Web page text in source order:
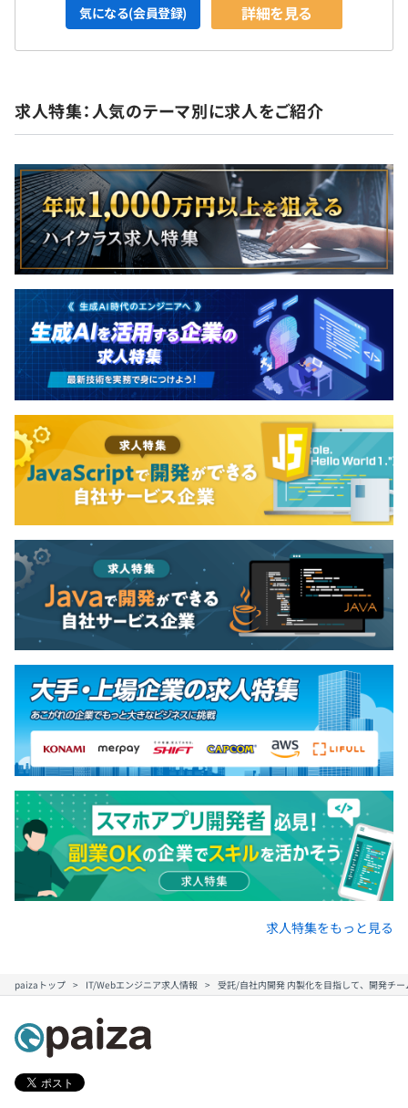
気になる(会員登録) 詳細を見る
求人特集：人気のテーマ別に求人をご紹介
求人特集をもっと見る
paizaトップ IT/Webエンジニア求人情報 受託/自社内開発 内製化を目指して、開発チ